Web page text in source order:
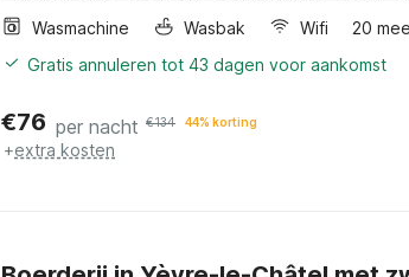
Wasmachine
Wasbak Wifi
20
Gratis annuleren tot 43 dagen voor aankomst
€76 per nacht €134 44% korting
+extra kosten